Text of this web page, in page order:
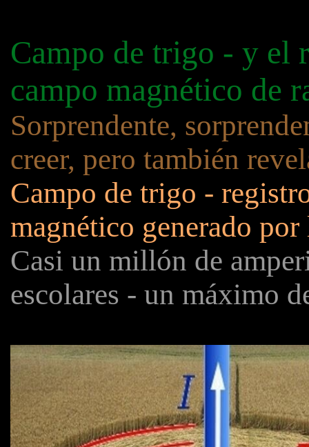
Campo de trigo - y el
campo magnético de
Sorprendente,
creer, pero también
Campo de trigo -
magnético generado
Casi un millón de
escolares - un máximo